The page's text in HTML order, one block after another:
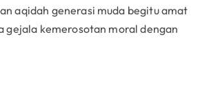
aqidah generasi muda begitu amat
gejala kemerosotan moral dengan